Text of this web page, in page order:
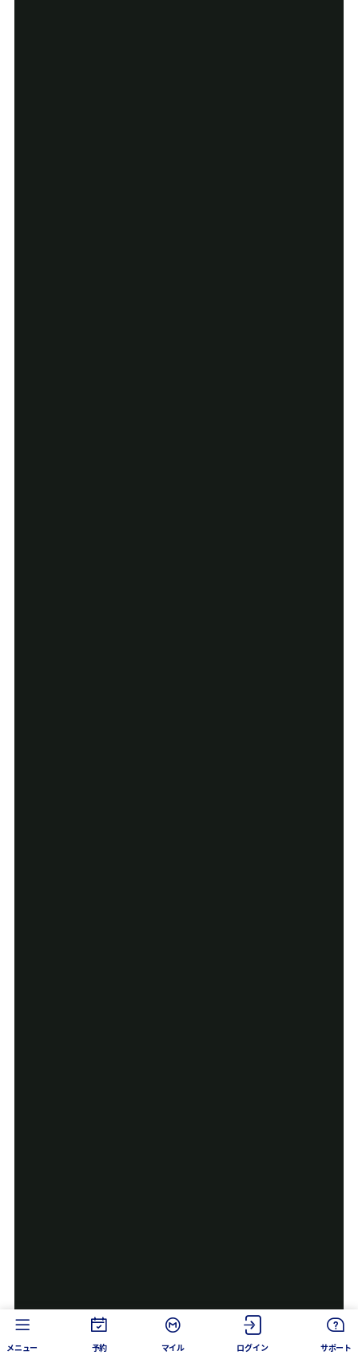
メニュー 予約 マイル ログイン サポート